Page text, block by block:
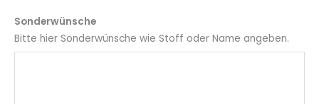
Sonderwünsche
Bitte hier Sonderwünsche wie Stoff oder Name angeben.